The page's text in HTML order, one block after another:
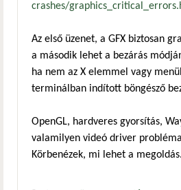
crashes/
Az első üzenet, a GFX biztosan
a második lehet a bezárás
ha nem az X elemmel vagy
terminálban indított böngésző
OpenGL, hardveres gyorsítás,
valamilyen videó driver
Körbenézek, mi lehet a megoldás.